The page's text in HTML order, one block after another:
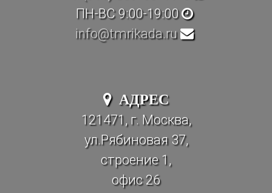
ПН-ВС 9:00-19:00
info@tmrikada.ru
АДРЕС
121471, г. Москва,
ул.Рябиновая 37,
строение 1,
офис 26